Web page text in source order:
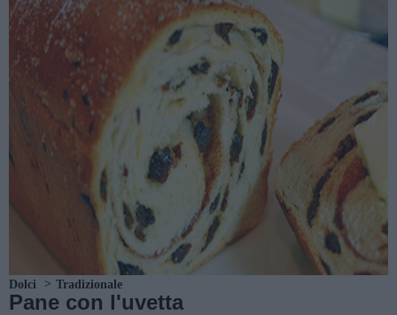
Dolci Tradizionale
Pane con l'uvetta